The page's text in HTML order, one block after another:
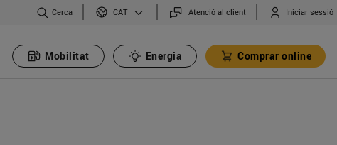
Cerca CAT Atenció al client Iniciar sessió
Mobilitat Energia Comprar online